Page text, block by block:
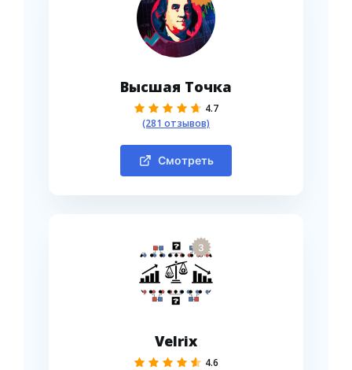
Высшая Точка
4.7
(281 отзывов)
Смотреть
3
Velrix
4.6